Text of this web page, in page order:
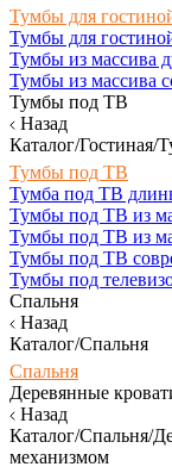
Тумбы для
Тумбы для
Тумбы из массива
Тумбы из массива
Тумбы под ТВ
Назад
Каталог/
Тумбы под ТВ
Тумба под ТВ
Тумбы под ТВ из
Тумбы под ТВ из
Тумбы под ТВ
Тумбы под
Спальня
Назад
Каталог/Спальня
Спальня
Деревянные
Назад
Каталог/Спальня/
механизмом